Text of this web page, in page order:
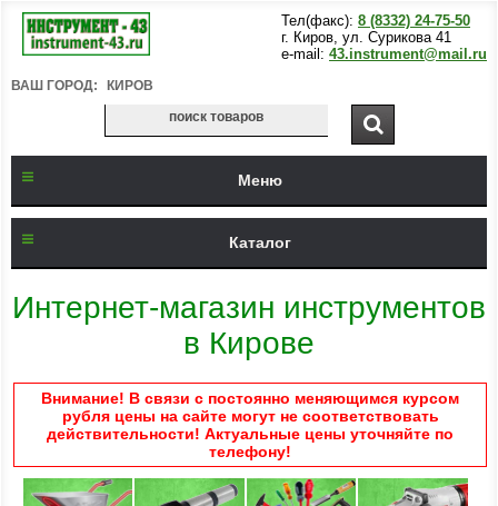
Тел(факс): 8 (8332) 24-75-50
г. Киров, ул. Сурикова 41
e-mail: 43.instrument@mail.ru
ВАШ ГОРОД: КИРОВ
Меню
Каталог
Интернет-магазин инструментов
в Кирове
Внимание! В связи с постоянно меняющимся курсом
рубля цены на сайте могут не соответствовать
действительности! Актуальные цены уточняйте по
телефону!